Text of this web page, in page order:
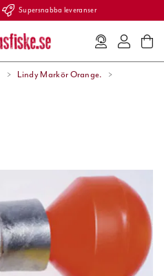
Supersnabba leveranser
Lindy Markör Orange.